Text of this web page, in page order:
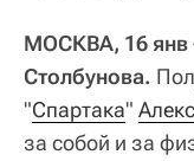
МОСКВА, 16 янв
Столбунова.
"Спартака"
за собой и за